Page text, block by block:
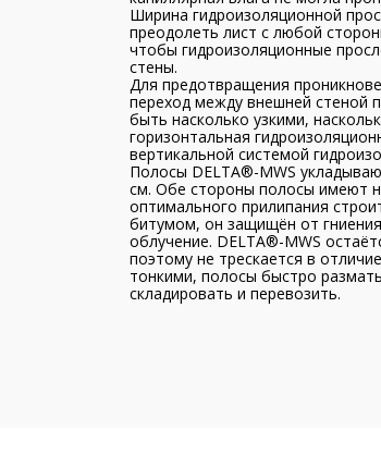
Ширина гидроизоляционной
преодолеть лист с любой
чтобы гидроизоляционные
стены.
Для предотвращения
переход между внешней стеной
быть насколько узкими,
горизонтальная
вертикальной системой
Полосы DELTA®-MWS
см. Обе стороны полосы имеют
оптимального прилипания
битумом, он защищён от
облучение. DELTA®-MWS
поэтому не трескается в
тонкими, полосы быстро
складировать и перевозить.